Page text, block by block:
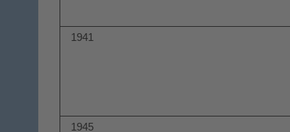
1941
1945